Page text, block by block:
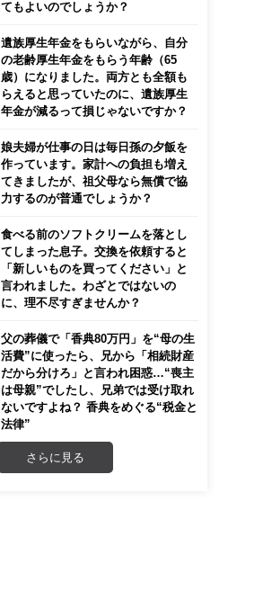
てもよいのでしょうか？
遺族厚生年金をもらいながら、自分
の老齢厚生年金をもらう年齢（65
歳）になりました。両方とも全額も
らえると思っていたのに、遺族厚生
年金が減るって損じゃないですか？
娘夫婦が仕事の日は毎日孫の夕飯を
作っています。家計への負担も増え
てきましたが、祖父母なら無償で協
力するのが普通でしょうか？
食べる前のソフトクリームを落とし
てしまった息子。交換を依頼すると
「新しいものを買ってください」と
言われました。わざとではないの
に、理不尽すぎませんか？
父の葬儀で「香典80万円」を“母の生
活費”に使ったら、兄から「相続財産
だから分けろ」と言われ困惑…“喪主
は母親”でしたし、兄弟では受け取れ
ないですよね？ 香典をめぐる“税金と
法律”
さらに見る